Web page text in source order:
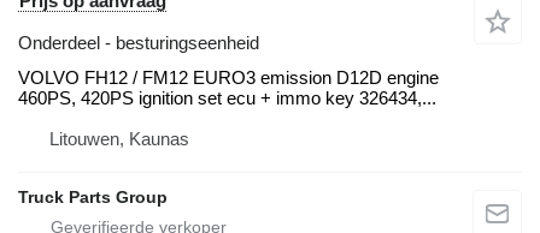
Onderdeel - besturingseenheid
VOLVO FH12 / FM12 EURO3 emission D12D engine
460PS, 420PS ignition set ecu + immo key 326434,...
Litouwen, Kaunas
Truck Parts Group